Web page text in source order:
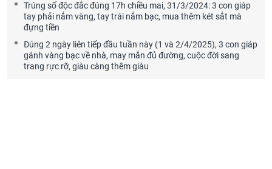
Trúng số độc đắc đúng 17h chiều mai, 31/3/2024: 3 con giáp
tay phải nắm vàng, tay trái nắm bạc, mua thêm két sắt mà
đựng tiền
Đúng 2 ngày liên tiếp đầu tuần này (1 và 2/4/2025), 3 con giáp
gánh vàng bạc về nhà, may mắn đủ đường, cuộc đời sang
trang rực rỡ, giàu càng thêm giàu